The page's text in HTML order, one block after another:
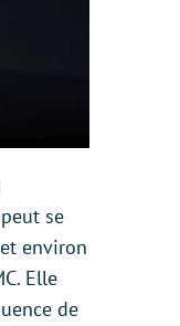
se
environ
Elle
de